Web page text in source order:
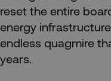
reset the entire
energy
endless quagmire
years.